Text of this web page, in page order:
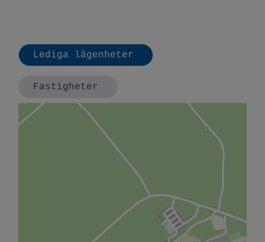
Lediga lägenheter
Fastigheter